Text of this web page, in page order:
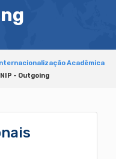
Internacionalização Acadêmica
- Outgoing